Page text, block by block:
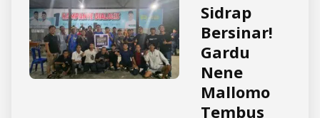
Sidrap
Bersinar!
Gardu
Nene
Mallomo
Tembus